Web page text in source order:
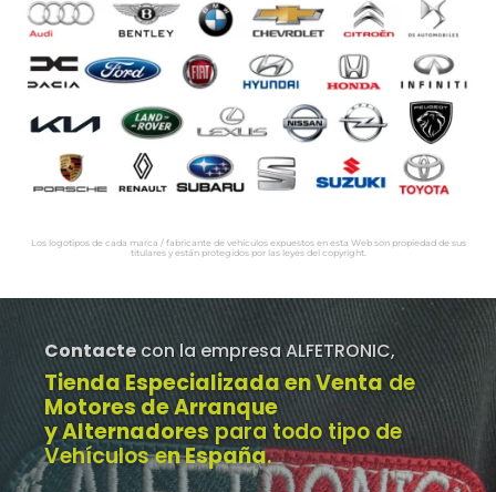
Los logotipos de cada marca / fabricante de vehículos expuestos en esta Web son propiedad de sus
titulares y están protegidos por las leyes del copyright.
Contacte con la empresa ALFETRONIC,
Tienda Especializada en Venta de
Motores de Arranque
y Alternadores para todo tipo de
Vehículos en España.